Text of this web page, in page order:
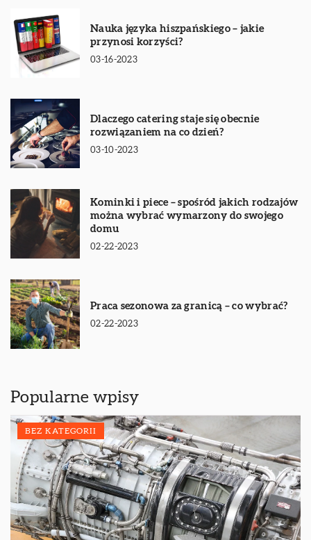
Nauka języka hiszpańskiego – jakie
przynosi korzyści?
03-16-2023
Dlaczego catering staje się obecnie
rozwiązaniem na co dzień?
03-10-2023
Kominki i piece – spośród jakich rodzajów
można wybrać wymarzony do swojego
domu
02-22-2023
Praca sezonowa za granicą – co wybrać?
02-22-2023
Popularne wpisy
BEZ KATEGORII